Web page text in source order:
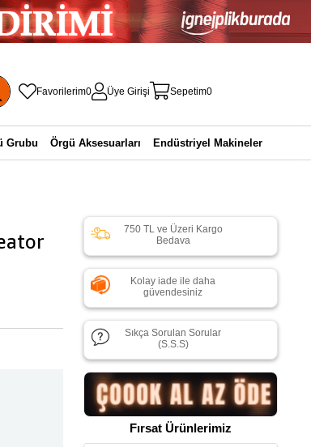
Favorilerim0 Üye Girişi Sepetim0
Grubu Örgü Aksesuarları Endüstriyel Makineler
750 TL ve Üzeri Kargo
Bedava
Kolay iade ile daha
güvendesiniz
Sıkça Sorulan Sorular
(S.S.S)
Fırsat Ürünlerimiz